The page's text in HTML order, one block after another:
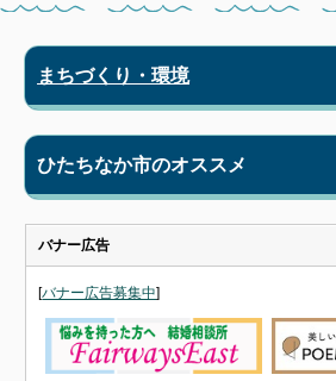
まちづくり・環境
ひたちなか市のオススメ
バナー広告
[バナー広告募集中]